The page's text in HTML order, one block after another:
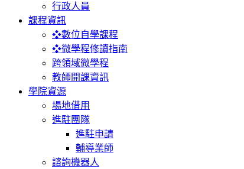
行政人員
課程資訊
❖數位自學課程
❖微學程修讀指南
跨領域微學程
教師開課資訊
學院資源
場地借用
進駐團隊
進駐申請
輔導業師
諮詢機器人